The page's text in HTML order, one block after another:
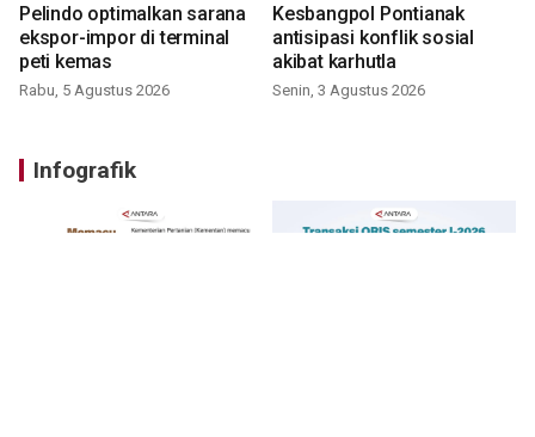
Pelindo optimalkan sarana
ekspor-impor di terminal
peti kemas
Rabu, 5 Agustus 2026
Kesbangpol Pontianak
antisipasi konflik sosial
akibat karhutla
Senin, 3 Agustus 2026
Infografik